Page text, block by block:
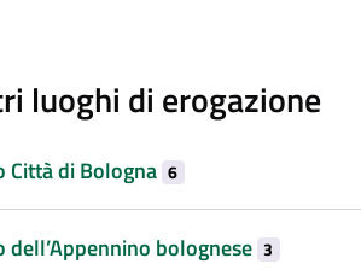
luoghi di erogazione
Città di Bologna 6
dell’Appennino bolognese 3